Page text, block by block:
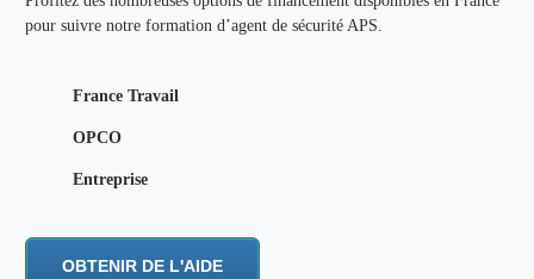
pour suivre notre formation d’agent de sécurité APS.
France Travail
OPCO
Entreprise
OBTENIR DE L'AIDE